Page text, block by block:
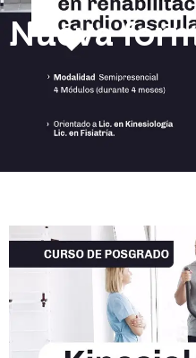
Nueva